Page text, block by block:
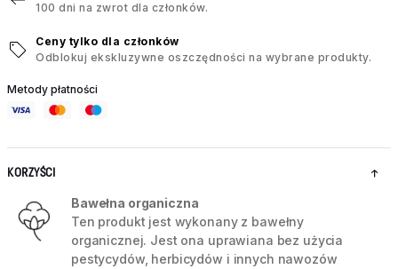
100 dni na zwrot dla członków.
Ceny tylko dla członków
Odblokuj ekskluzywne oszczędności na wybrane produkty.
Metody płatności
KORZYŚCI
Bawełna organiczna
Ten produkt jest wykonany z bawełny
organicznej. Jest ona uprawiana bez użycia
pestycydów, herbicydów i innych nawozów